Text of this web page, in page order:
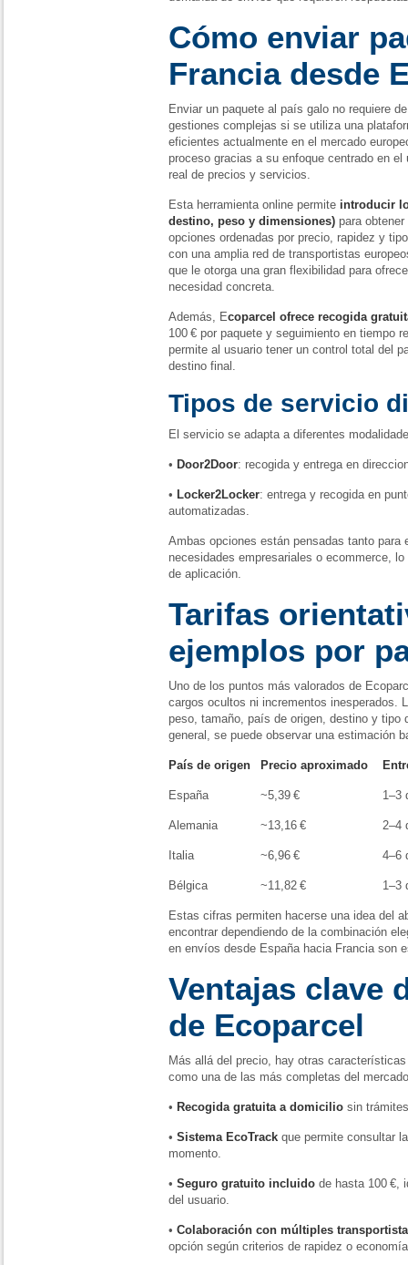
Cómo enviar
Francia desde
Enviar un paquete al país galo no requiere
gestiones complejas si se utiliza una
eficientes actualmente en el mercado
proceso gracias a su enfoque centrado en
real de precios y servicios.
Esta herramienta online permite introducir
destino, peso y dimensiones) para
opciones ordenadas por precio, rapidez y
con una amplia red de transportistas
que le otorga una gran flexibilidad para
necesidad concreta.
Además, Ecoparcel ofrece recogida
100 € por paquete y seguimiento en tiempo
permite al usuario tener un control total del
destino final.
Tipos de servicio
El servicio se adapta a diferentes
• Door2Door: recogida y entrega en
• Locker2Locker: entrega y recogida en
automatizadas.
Ambas opciones están pensadas tanto para
necesidades empresariales o ecommerce,
de aplicación.
Tarifas
ejemplos por
Uno de los puntos más valorados de
cargos ocultos ni incrementos inesperados.
peso, tamaño, país de origen, destino y tipo
general, se puede observar una estimación
País de origen Precio aproximado
España ~5,39 € 1–3
Alemania ~13,16 € 2–4
Italia ~6,96 € 4–6
Bélgica ~11,82 € 1–3
Estas cifras permiten hacerse una idea del
encontrar dependiendo de la combinación
en envíos desde España hacia Francia son
Ventajas clave
de Ecoparcel
Más allá del precio, hay otras
como una de las más completas del
• Recogida gratuita a domicilio sin
• Sistema EcoTrack que permite consultar
momento.
• Seguro gratuito incluido de hasta 100 €,
del usuario.
• Colaboración con múltiples
opción según criterios de rapidez o